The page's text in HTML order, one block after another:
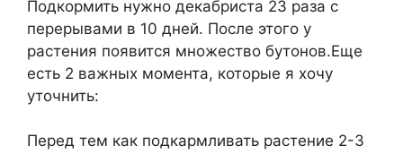
Подкормить нужно декабриста 23 раза с
перерывами в 10 дней. После этого у
растения появится множество бутонов.Еще
есть 2 важных момента, которые я хочу
уточнить:
Перед тем как подкармливать растение 2-3